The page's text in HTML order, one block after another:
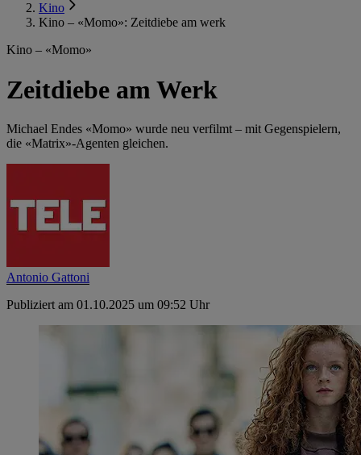
Kino
Kino – «Momo»: Zeitdiebe am werk
Kino – «Momo»
Zeitdiebe am Werk
Michael Endes «Momo» wurde neu verfilmt – mit Gegenspielern,
die «Matrix»-Agenten gleichen.
Antonio Gattoni
Publiziert am 01.10.2025 um 09:52 Uhr